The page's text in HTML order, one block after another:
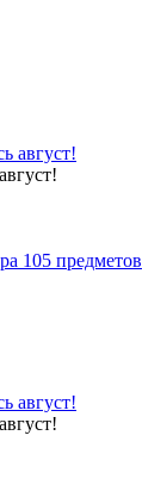
105 предметов